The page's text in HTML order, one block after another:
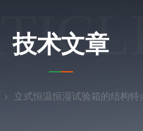
技术文章
立式恒温恒湿试验箱的结构